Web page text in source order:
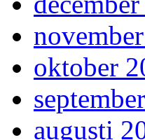
oktober
augusti